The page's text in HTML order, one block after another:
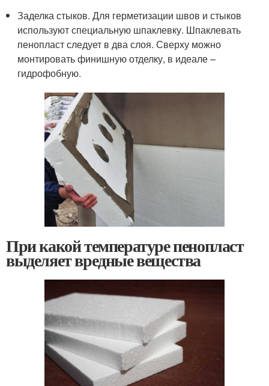
Заделка стыков. Для герметизации швов и стыков
используют специальную шпаклевку. Шпаклевать
пенопласт следует в два слоя. Сверху можно
монтировать финишную отделку, в идеале –
гидрофобную.
При какой температуре пенопласт
выделяет вредные вещества